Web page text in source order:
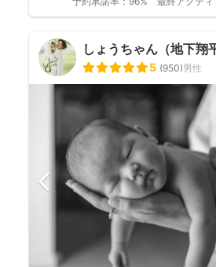
しょうちゃん（地下
5 (950)男性